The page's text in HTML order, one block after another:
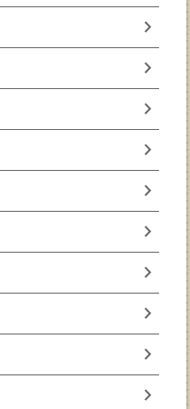
chevron_right
chevron_right
chevron_right
chevron_right
chevron_right
chevron_right
chevron_right
chevron_right
chevron_right
chevron_right